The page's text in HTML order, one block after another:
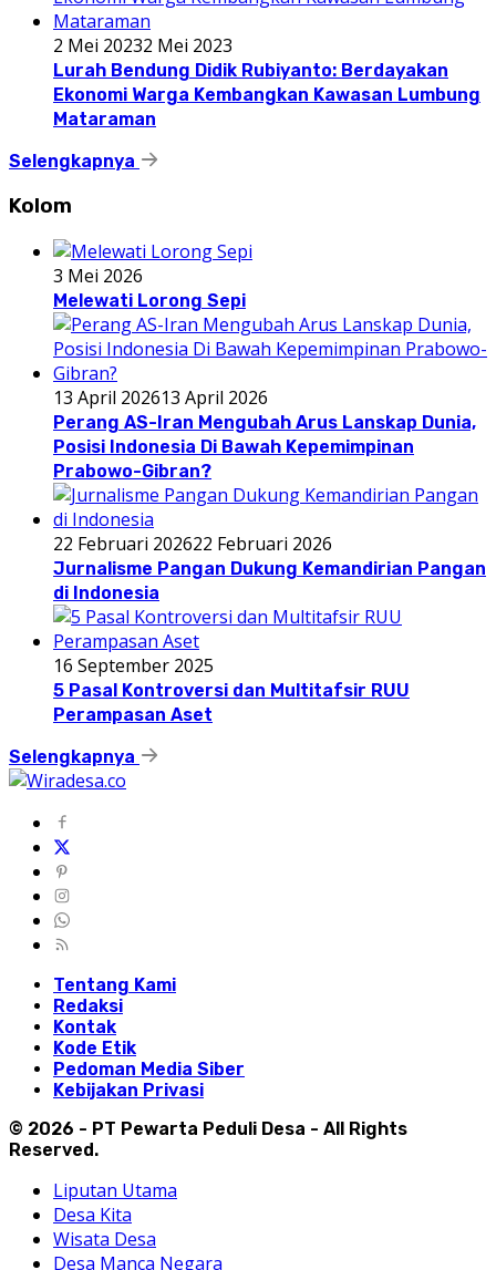
2 Mei 20232 Mei 2023
Lurah Bendung Didik Rubiyanto: Berdayakan
Ekonomi Warga Kembangkan Kawasan Lumbung
Mataraman
Selengkapnya
Kolom
3 Mei 2026
Melewati Lorong Sepi
13 April 202613 April 2026
Perang AS-Iran Mengubah Arus Lanskap Dunia,
Posisi Indonesia Di Bawah Kepemimpinan
Prabowo-Gibran?
22 Februari 202622 Februari 2026
Jurnalisme Pangan Dukung Kemandirian Pangan
di Indonesia
16 September 2025
5 Pasal Kontroversi dan Multitafsir RUU
Perampasan Aset
Selengkapnya
Tentang Kami
Redaksi
Kontak
Kode Etik
Pedoman Media Siber
Kebijakan Privasi
© 2026 - PT Pewarta Peduli Desa - All Rights
Reserved.
Liputan Utama
Desa Kita
Wisata Desa
Desa Manca Negara